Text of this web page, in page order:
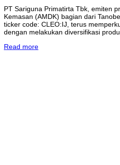
PT Sariguna Primatirta Tbk, emiten
Kemasan (AMDK) bagian dari
ticker code: CLEO:IJ, terus
dengan melakukan diversifikasi
Read more